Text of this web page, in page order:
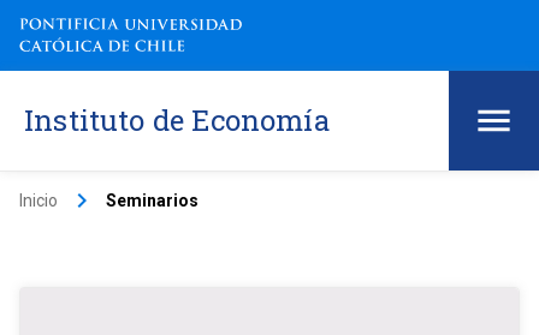
Instituto de Economía
Inicio keyboard_arrow_right Seminarios